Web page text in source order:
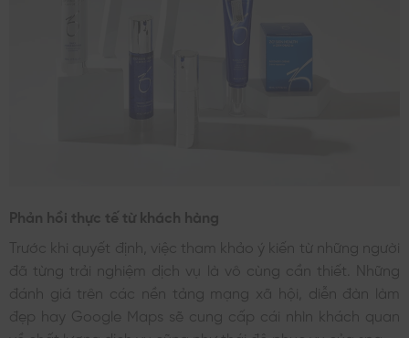
Phản hồi thực tế từ khách hàng
Trước khi quyết định, việc tham khảo ý kiến từ những người
đã từng trải nghiệm dịch vụ là vô cùng cần thiết. Những
đánh giá trên các nền tảng mạng xã hội, diễn đàn làm
đẹp hay Google Maps sẽ cung cấp cái nhìn khách quan